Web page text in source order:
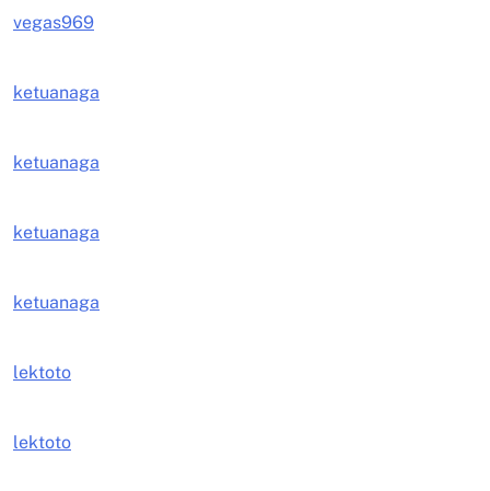
vegas969
ketuanaga
ketuanaga
ketuanaga
ketuanaga
lektoto
lektoto